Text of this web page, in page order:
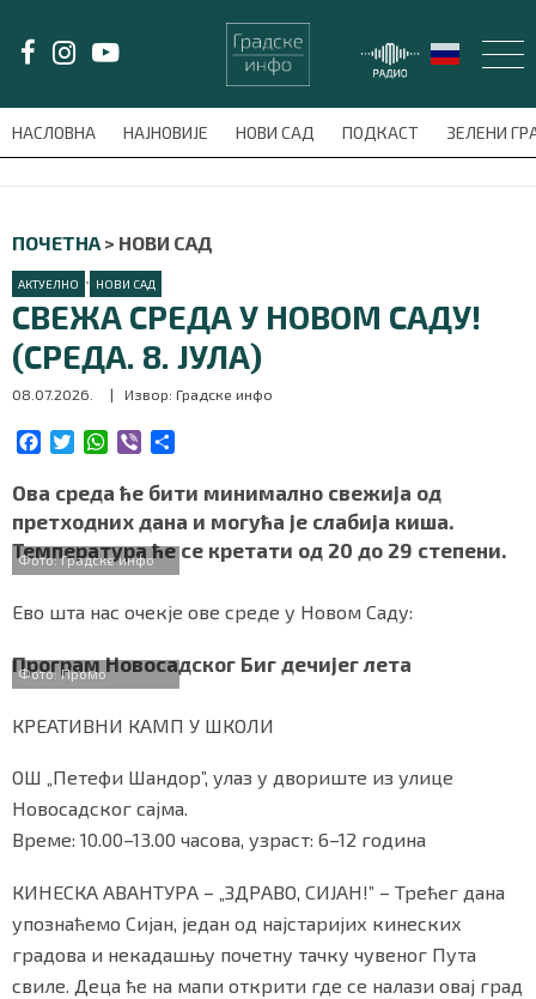
НАСЛОВНА НАЈНОВИЈЕ НОВИ САД ПОДКАСТ ЗЕЛЕНИ
meni'); $this_item = current( wp_filter_object_list(
ПОЧЕТНА > НОВИ САД
АКТУЕЛНО • НОВИ САД
СВЕЖА СРЕДА У НОВОМ САДУ!
(СРЕДА. 8. ЈУЛА)
08.07.2026. | Извор: Градске инфо
c
e
b
o
k
i
t
t
e
W
a
t
s
A
p
b
e
r
a
r
e
Ова среда ће бити минимално свежија од
претходних дана и могућа је слабија киша.
Температура ће се кретати од 20 до 29 степени.
Фото: Градске инфо
Ево шта нас очекје ове среде у Новом Саду:
Програм Новосадског Биг дечијег лета
Фото: Промо
КРЕАТИВНИ КАМП У ШКОЛИ
ОШ „Петефи Шандор”, улаз у двориште из улице
Новосадског сајма.
Време: 10.00–13.00 часова, узраст: 6–12 година
КИНЕСКА АВАНТУРА – „ЗДРАВО, СИЈАН!” – Трећег дана
упознаћемо Сијан, један од најстаријих кинеских
градова и некадашњу почетну тачку чувеног Пута
свиле. Деца ће на мапи открити где се налази овај град
LAT/ЋИР
НАЈНОВИЈЕ
НОВИ САД
ПОДКАСТ
ЗЕЛЕНИ ГРАД
ВИДЕО
СПЕЦИЈАЛИ
БЛОГ
СРБИЈА
СВЕТ
ЖИВОТ И СТИЛ
СПОРТ
БИЗНИС
redakcija@gradskeinfo.rs